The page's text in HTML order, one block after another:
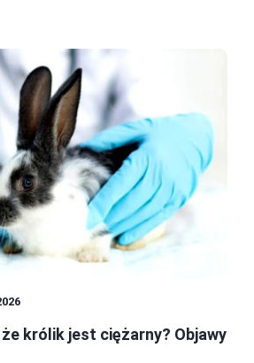
królik jest ciężarny? Objawy